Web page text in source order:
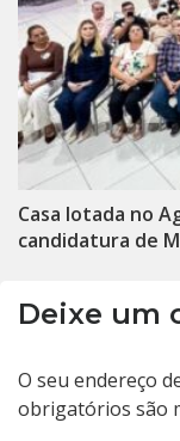
Casa lotada no
candidatura de
Deixe um
O seu endereço
obrigatórios são